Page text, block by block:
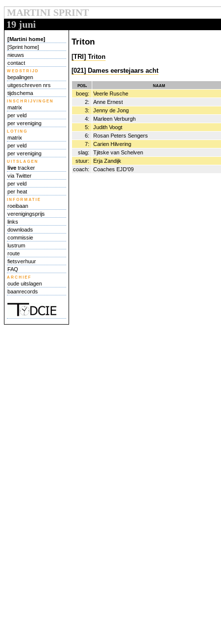
MARTINI SPRINT
19 juni
[Martini home]
[Sprint home]
nieuws
contact
wedstrijd
bepalingen
uitgeschreven nrs
tijdschema
inschrijvingen
matrix
per veld
per vereniging
loting
matrix
per veld
per vereniging
uitslagen
live tracker
via Twitter
per veld
per heat
informatie
roeibaan
verenigingsprijs
links
downloads
commissie
lustrum
route
fietsverhuur
FAQ
archief
oude uitslagen
baanrecords
Triton
[TRI] Triton
[021] Dames eerstejaars acht
pos. naam
boeg:
Veerle Rusche
2:
Anne Ernest
3:
Jenny de Jong
4:
Marleen Verburgh
5:
Judith Voogt
6:
Rosan Peters Sengers
7:
Carien Hilvering
slag:
Tjitske van Schelven
stuur:
Erja Zandijk
coach:
Coaches EJD'09